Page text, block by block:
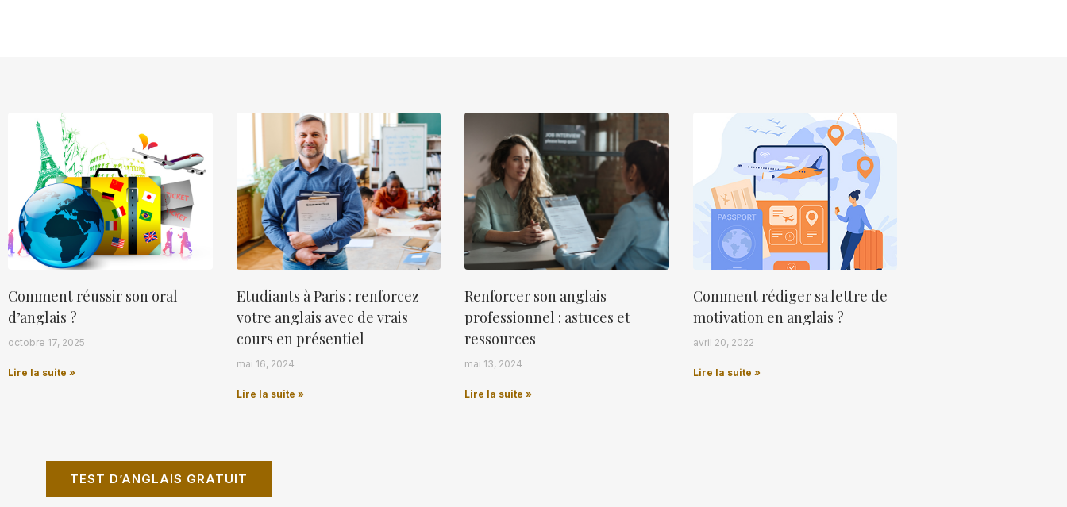
Comment réussir son oral
d’anglais ?
octobre 17, 2025
Lire la suite »
Etudiants à Paris : renforcez
votre anglais avec de vrais
cours en présentiel
mai 16, 2024
Lire la suite »
Renforcer son anglais
professionnel : astuces et
ressources
mai 13, 2024
Lire la suite »
Comment rédiger sa lettre de
motivation en anglais ?
avril 20, 2022
Lire la suite »
TEST D’ANGLAIS GRATUIT